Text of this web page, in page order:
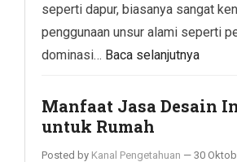
seperti dapur, biasanya sangat
penggunaan unsur alami seperti
dominasi… Baca selanjutnya
Manfaat Jasa Desain
untuk Rumah
Posted by Kanal Pengetahuan — 30